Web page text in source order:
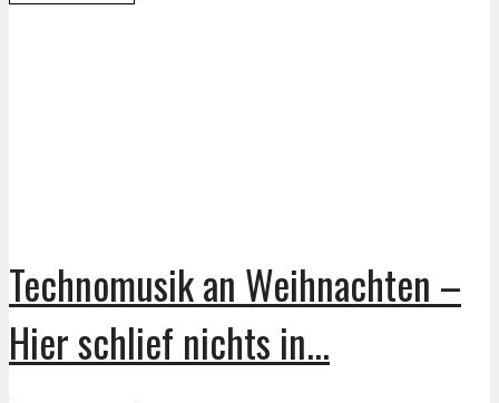
Technomusik an Weihnachten –
Hier schlief nichts in...